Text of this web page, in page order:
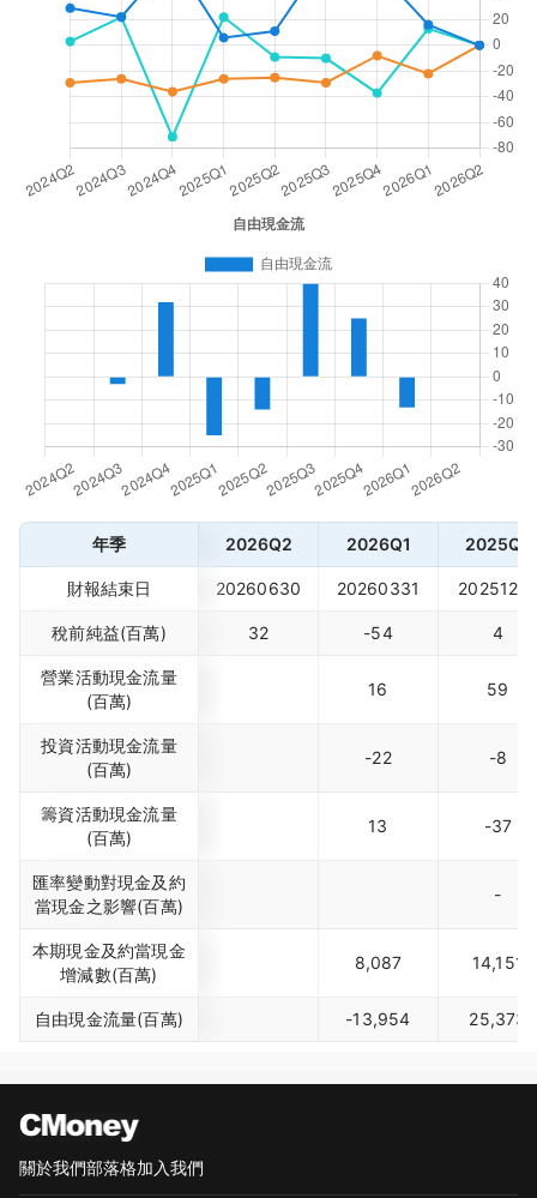
年季 2026Q2 2026Q1 2025Q4
財報結束日 20260630 20260331 20251231
稅前純益(百萬) 32 -54 4
營業活動現金流量
(百萬)
16 59
投資活動現金流量
(百萬)
-22 -8
籌資活動現金流量
(百萬)
13 -37
匯率變動對現金及約
當現金之影響(百萬)
-
本期現金及約當現金
增減數(百萬)
8,087 14,151
自由現金流量(百萬) -13,954 25,373
關於我們部落格加入我們